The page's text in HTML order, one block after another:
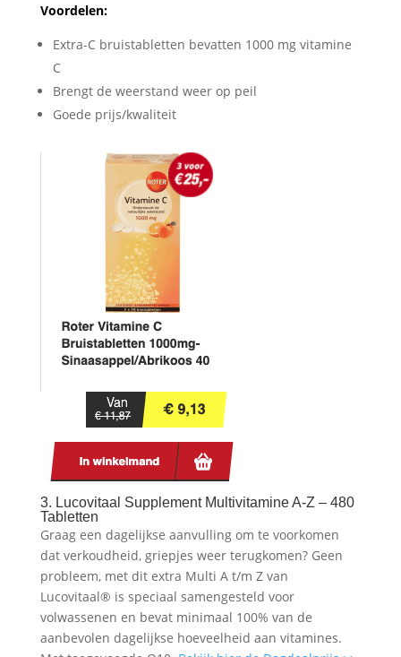
Voordelen:
Extra-C bruistabletten bevatten 1000 mg vitamine
C
Brengt de weerstand weer op peil
Goede prijs/kwaliteit
3. Lucovitaal Supplement Multivitamine A-Z – 480
Tabletten
Graag een dagelijkse aanvulling om te voorkomen
dat verkoudheid, griepjes weer terugkomen? Geen
probleem, met dit extra Multi A t/m Z van
Lucovitaal® is speciaal samengesteld voor
volwassenen en bevat minimaal 100% van de
aanbevolen dagelijkse hoeveelheid aan vitamines.